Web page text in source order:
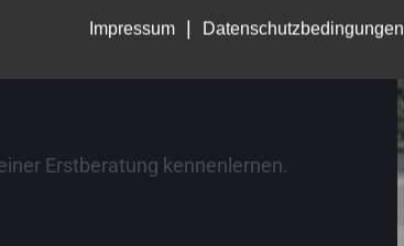
Erstberatung kennenlernen.
Impressum | Datenschutzbedingungen